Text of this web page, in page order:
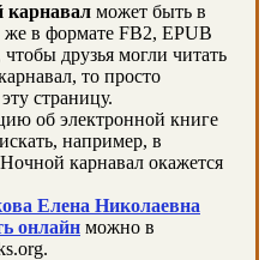
карнавал может быть в
в формате FB2, EPUB
друзья могли читать
то просто
страницу.
об электронной книге
например, в
карнавал окажется
Елена Николаевна
онлайн можно в